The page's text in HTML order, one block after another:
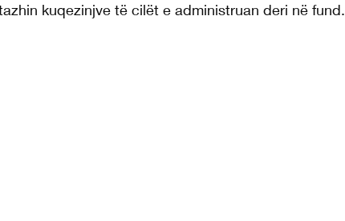
kuqezinjve të cilët e administruan deri në fund.